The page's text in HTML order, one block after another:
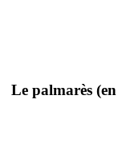
Le palmarès